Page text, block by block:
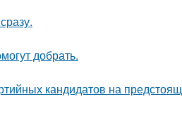
добрать.
кандидатов на